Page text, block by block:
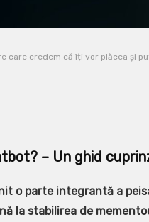
care credem că îți vor plăcea și
– Un ghid
o parte integrantă a
la stabilirea de